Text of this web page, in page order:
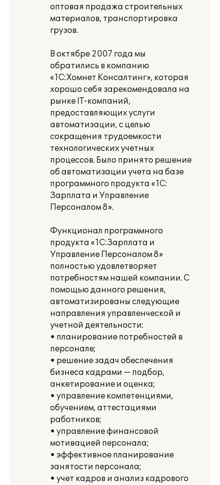
оптовая продажа строительных
материалов, транспортировка
грузов.
В октябре 2007 года мы
обратились в компанию
«1С:Хомнет Консалтинг», которая
хорошо себя зарекомендовала на
рынке IT-компаний,
предоставляющих услуги
автоматизации, с целью
сокращения трудоемкости
технологических учетных
процессов. Было принято решение
об автоматизации учета на базе
программного продукта «1С:
Зарплата и Управление
Персоналом 8».
Функционал программного
продукта «1С:Зарплата и
Управление Персоналом 8»
полностью удовлетворяет
потребностям нашей компании. С
помощью данного решения,
автоматизированы следующие
направления управленческой и
учетной деятельности:
• планирование потребностей в
персонале;
• решение задач обеспечения
бизнеса кадрами — подбор,
анкетирование и оценка;
• управление компетенциями,
обучением, аттестациями
работников;
• управление финансовой
мотивацией персонала;
• эффективное планирование
занятости персонала;
• учет кадров и анализ кадрового